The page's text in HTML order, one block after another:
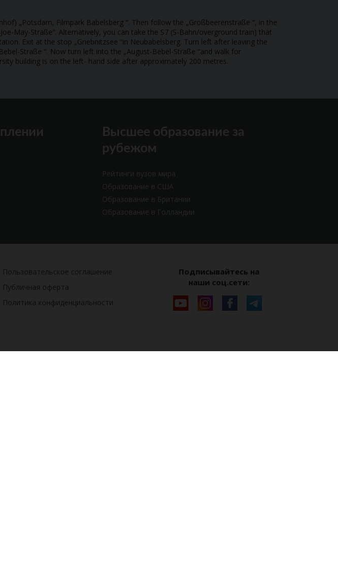
„Potsdam, Filmpark Babelsberg “. Then follow the „Großbeerenstraße “, in the
May-Straße“. Alternatively, you can take the S7 (S-Bahn/overground train) that
Exit at the stop „Griebnitzsee “in Neubabelsberg. Turn left after leaving the
Straße “. Now turn left into the „August-Bebel-Straße “and walk for
building is on the left- hand side after approximately 200 metres.
Высшее образование за
рубежом
Рейтинги вузов мира
Образование в США
Образование в Британии
Образование в Голландии
Пользовательское соглашение
Публичная оферта
Политика конфиденциальности
Подписывайтесь на
наши соц.сети: